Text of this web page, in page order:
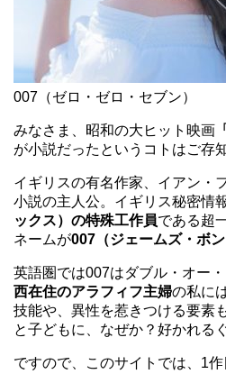
007（ゼロ・ゼロ・セブン）
みなさま、昭和の大ヒット映画
が小説だったというコトはご存
イギリスの有名作家、イアン・
小説の主人公。イギリス秘密情
ックス）の特殊工作員である超
ネームが007（ジェームズ・ボン
英語圏では007はダブル・オー
西在住のアラフィフ主婦の私に
技能や、異性を惹きつける要素
と子どもに、なぜか？好かれる
ですので、このサイトでは、1